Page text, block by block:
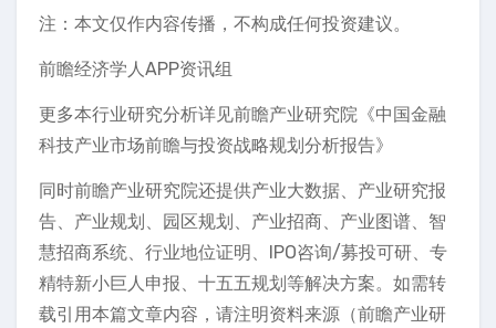
注：本文仅作内容传播，不构成任何投资建议。
前瞻经济学人APP资讯组
更多本行业研究分析详见前瞻产业研究院《中国金融
科技产业市场前瞻与投资战略规划分析报告》
同时前瞻产业研究院还提供产业大数据、产业研究报
告、产业规划、园区规划、产业招商、产业图谱、智
慧招商系统、行业地位证明、IPO咨询/募投可研、专
精特新小巨人申报、十五五规划等解决方案。如需转
载引用本篇文章内容，请注明资料来源（前瞻产业研